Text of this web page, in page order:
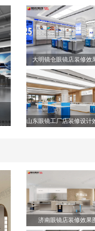
大明镜仓眼镜店装修效
山东眼镜工厂店装修设计
济南眼镜店装修效果